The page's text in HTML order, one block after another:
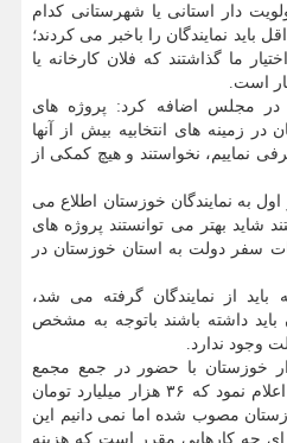
دار استانی یا شهرستانی کدام
باید نمایندگان را باخبر می کردند؛
ما گذاشتند که فلان کارخانه یا
است.
مجلس اضافه کرد: پروژه های
زمینه های انتخابیه بیش از آنها
نماییم، نخواستند و هیچ کمکی از
به نمایندگان خوزستان اطلاع می
شاید بهتر می توانستند پروژه های
سفر دولت به استان خوزستان در
باید از نمایندگان گرفته می شد،
باید داشته باشند باتوجه به مشخص
وجود ندارد.
خوزستان با حضور در جمع مجمع
نمایندگان خوزستان در مجلس اعلام نمود که ۳۶ هزار میلیارد تومان
مصوب شده اما نمی دانیم این
برای چه کارهایی مقرر است که هزینه